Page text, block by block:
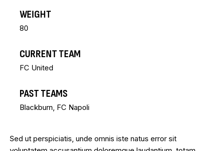
WEIGHT
80
CURRENT TEAM
FC United
PAST TEAMS
Blackburn FC Napoli
Sed ut perspiciatis, unde omnis iste natus error sit